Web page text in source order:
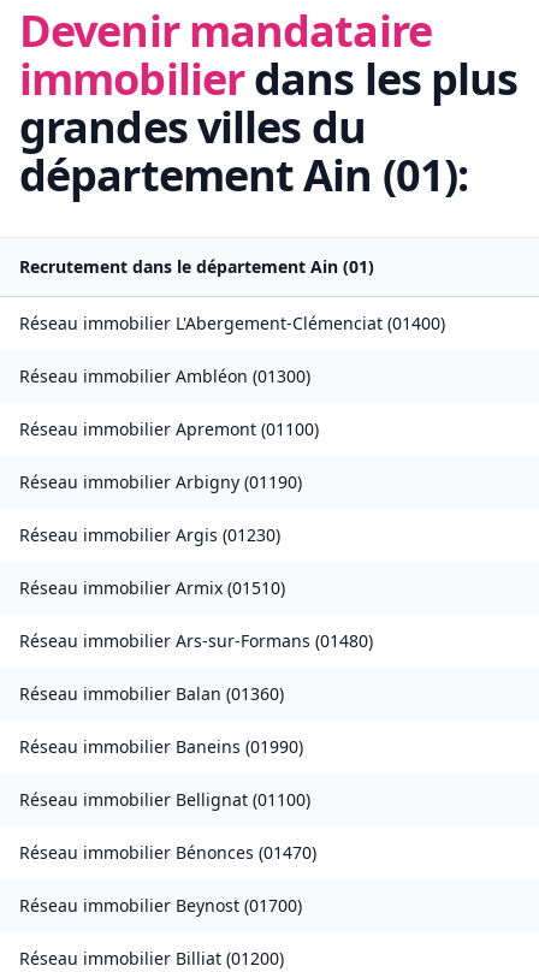
Devenir mandataire
immobilierdans les plus
grandes villes du
départementAin (01):
Recrutement dans le département Ain (01)
Réseau immobilier L'Abergement-Clémenciat (01400)
Réseau immobilier Ambléon (01300)
Réseau immobilier Apremont (01100)
Réseau immobilier Arbigny (01190)
Réseau immobilier Argis (01230)
Réseau immobilier Armix (01510)
Réseau immobilier Ars-sur-Formans (01480)
Réseau immobilier Balan (01360)
Réseau immobilier Baneins (01990)
Réseau immobilier Bellignat (01100)
Réseau immobilier Bénonces (01470)
Réseau immobilier Beynost (01700)
Réseau immobilier Billiat (01200)